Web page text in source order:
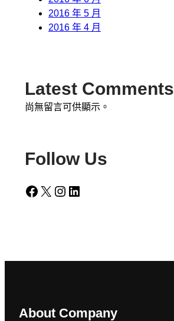
2016 年 5 月
2016 年 4 月
Latest Comments
尚無留言可供顯示。
Follow Us
Facebook X Instagram LinkedIn
About Company